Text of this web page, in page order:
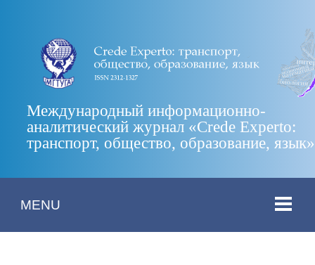
Международный информационно-
аналитический журнал «Crede Experto:
транспорт, общество, образование, язык»
MENU